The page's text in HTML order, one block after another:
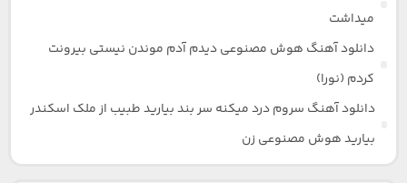
میداشت
دانلود آهنگ هوش مصنوعی دیدم آدم موندن نیستی بیرونت
کردم (نورا)
دانلود آهنگ سروم درد میکنه سر بند بیارید طبیب از ملک اسکندر
بیارید هوش مصنوعی زن